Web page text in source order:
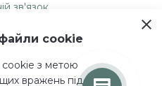
зв'язок
захищені.
cookie
cookie з метою
вражень під час